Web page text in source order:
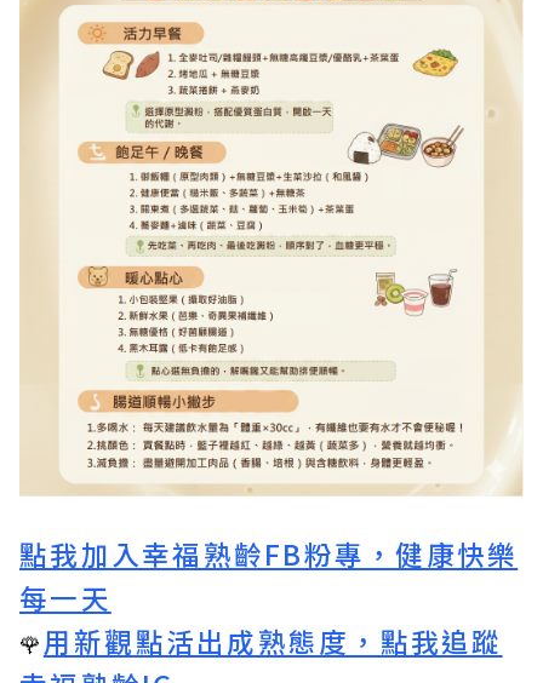
點我加入幸福熟齡FB粉專，健康快樂
每一天
🌹用新觀點活出成熟態度，點我追蹤